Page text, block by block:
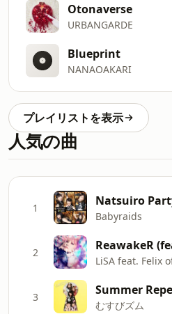
Otonaverse
URBANGARDE
Blueprint
NANAOAKARI
プレイリストを表示
人気の曲
1 Natsuiro
Babyraids
2
LiSA feat. Felix
3 Summer
むすびズム